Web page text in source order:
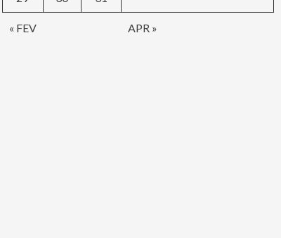
« FEV APR »